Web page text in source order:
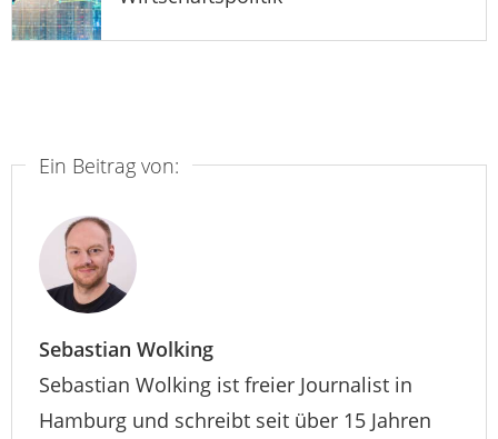
Ein Beitrag von:
Sebastian Wolking
Sebastian Wolking ist freier Journalist in
Hamburg und schreibt seit über 15 Jahren